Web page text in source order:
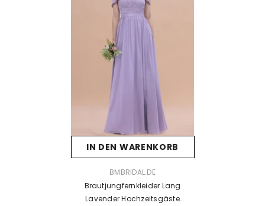
IN DEN WARENKORB
BMBRIDAL.DE
Brautjungfernkleider Lang
Lavender Hochzeitsgäste